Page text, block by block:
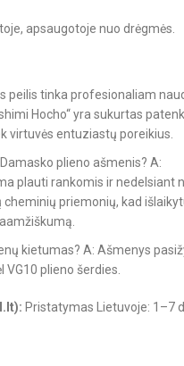
apsaugotoje nuo drėgmės.
peilis tinka profesionaliam
Hocho“ yra sukurtas
virtuvės entuziastų poreikius.
plieno ašmenis? A:
plauti rankomis ir nedelsiant
cheminių priemonių, kad
kietumas? A: Ašmenys
VG10 plieno šerdies.
Pristatymas Lietuvoje: 1–7